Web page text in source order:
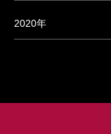
2020年